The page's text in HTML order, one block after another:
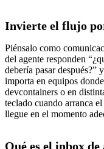
Invierte el flujo
Piénsalo como
del agente responden
debería pasar después?”
importa en equipos
devcontainers o en
teclado cuando arranca
llegue en el momento
Qué es el inbox de